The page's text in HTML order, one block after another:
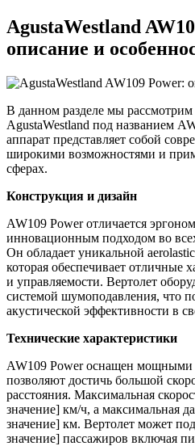
AgustaWestland
описание и
В данном разделе мы рассмотрим
AgustaWestland под названием
аппарат представляет собой
широкими возможностями и
сферах.
Конструкция и дизайн
AW109 Power отличается
инновационным подходом во
Он обладает уникальной
которая обеспечивает отличные
и управляемости. Вертолет
системой шумоподавления, что
акустической эффективности в
Технические характеристики
AW109 Power оснащен мощными
позволяют достичь большой
расстояния. Максимальная
значение] км/ч, а максимальная
значение] км. Вертолет может
значение] пассажиров включая